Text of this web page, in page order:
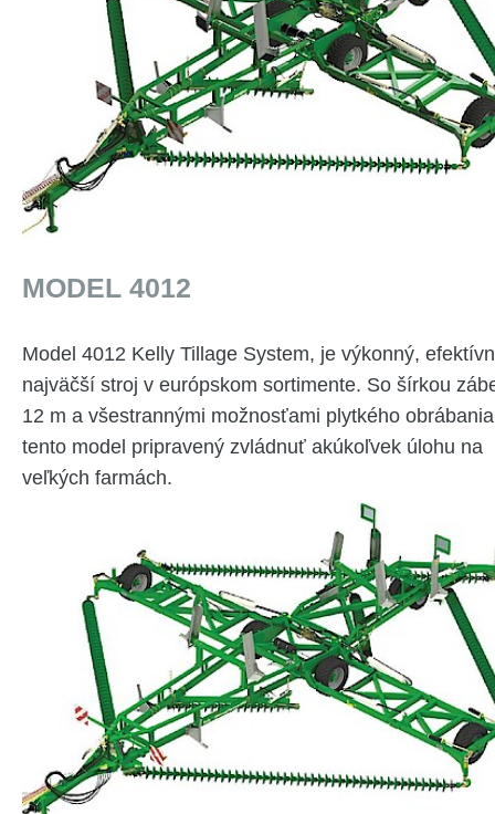
MODEL 4012
Model 4012 Kelly Tillage System, je výkonný,
najväčší stroj v európskom sortimente. So šírkou
12 m a všestrannými možnosťami plytkého
tento model pripravený zvládnuť akúkoľvek úlohu na
veľkých farmách.